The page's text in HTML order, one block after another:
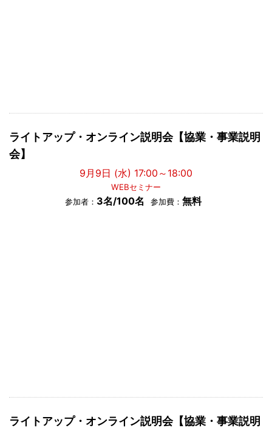
ライトアップ・オンライン説明会【協業・事業説明
会】
9月9日 (水) 17:00～18:00
WEBセミナー
参加者： 3名/100名 参加費： 無料
ライトアップ・オンライン説明会【協業・事業説明